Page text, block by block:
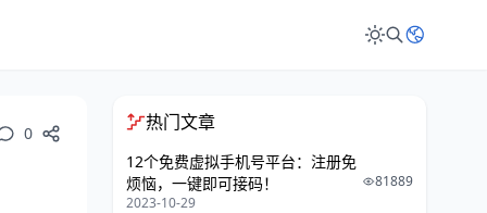
0 热门文章
12个免费虚拟手机号平台：注册免
烦恼，一键即可接码！
2023-10-29
81889